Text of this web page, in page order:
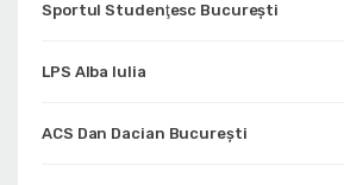
Sportul Studenţesc Bucureşti
LPS Alba Iulia
ACS Dan Dacian București